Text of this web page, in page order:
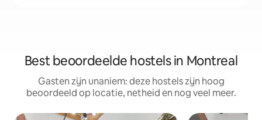
Best beoordeelde hostels in Montreal
Gasten zijn unaniem: deze hostels zijn hoog
beoordeeld op locatie, netheid en nog veel meer.